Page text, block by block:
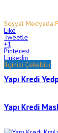
Sosyal Medyada
Like
Tweetle
+1
Pinterest
Linkedin
İlginizi Çekebilir
Yapı Kredi
Yapı Kredi